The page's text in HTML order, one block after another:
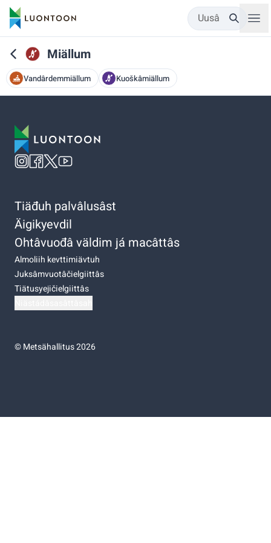
Uusâ
Miällum
Vandârdemmiällum Kuoškâmiällum
Tiäđuh palvâlusâst
Äigikyevdil
Ohtâvuođâ väldim já macâttâs
Almoliih kevttimiävtuh
Juksâmvuotâčielgiittâs
Tiätusyejičielgiittâs
©Metsähallitus 2026